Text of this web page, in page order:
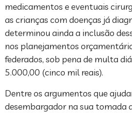
medicamentos e eventuais
as crianças com doenças já
determinou ainda a inclusão
nos planejamentos
federados, sob pena de multa
5.000,00 (cinco mil reais).
Dentre os argumentos que
desembargador na sua tomada